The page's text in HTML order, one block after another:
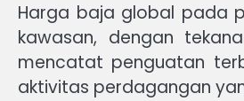
Harga baja global pada
kawasan, dengan
mencatat penguatan
aktivitas perdagangan